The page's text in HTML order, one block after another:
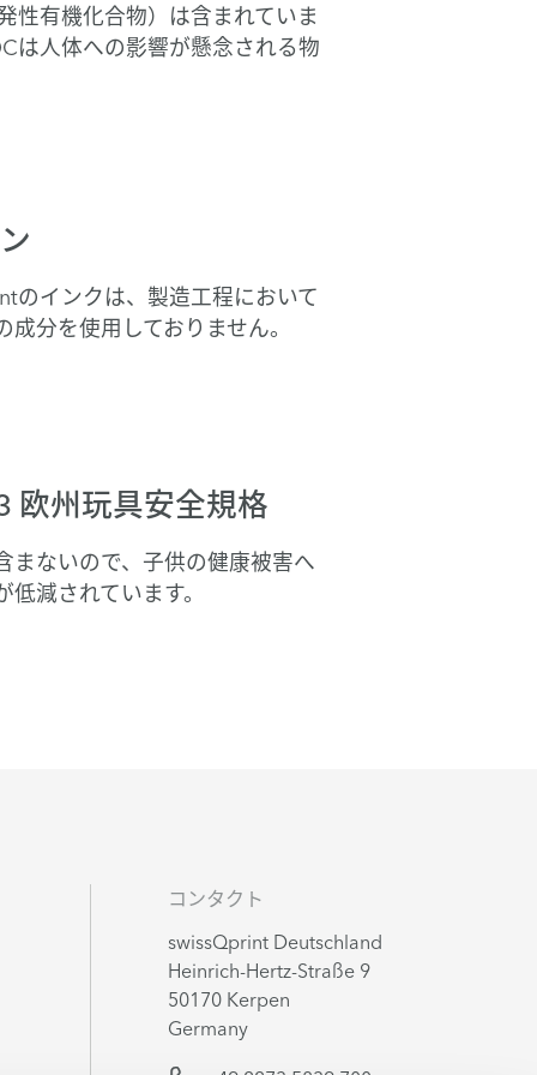
性有機化合物）は含まれていま
は人体への影響が懸念される物
のインクは、製造工程において
成分を使用しておりません。
欧州玩具安全規格
まないので、子供の健康被害へ
低減されています。
コンタクト
swissQprint Deutschland
Heinrich-Hertz-Straße 9
50170 Kerpen
Germany